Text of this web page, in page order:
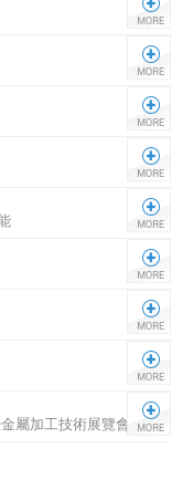
屬加工技術展覽會